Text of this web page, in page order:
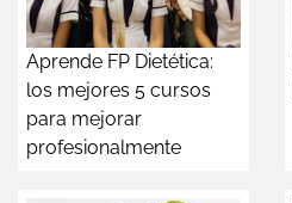
Aprende FP Dietética:
los mejores 5 cursos
para mejorar
profesionalmente